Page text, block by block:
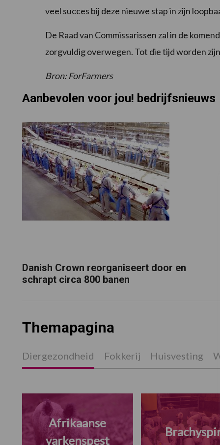
veel succes bij deze nieuwe stap in zijn
De Raad van Commissarissen zal in de
zorgvuldig overwegen. Tot die tijd worden
Bron: ForFarmers
Aanbevolen voor jou! bedrijfsnieuws
Danish Crown reorganiseert door en
schrapt circa 800 banen
Themapagina
Diergezondheid Fokkerij Huisvesting
Afrikaanse
varkenspest